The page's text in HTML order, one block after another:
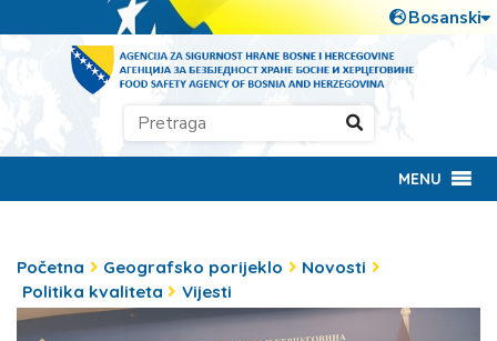
MENU
Početna Geografsko porijeklo
Novosti
Politika kvaliteta
Vijesti